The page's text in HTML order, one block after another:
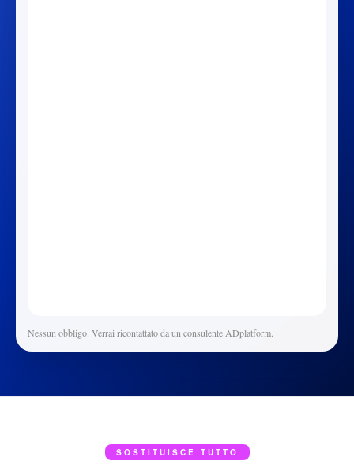
Nessun obbligo. Verrai ricontattato da un consulente ADplatform.
SOSTITUISCE TUTTO